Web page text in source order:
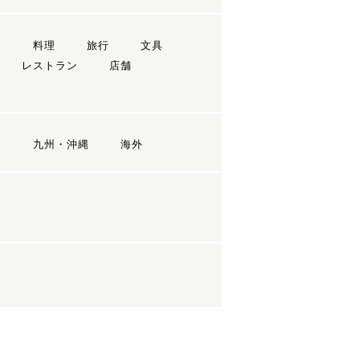
料理 旅行
文具
レストラン
店舗
九州・沖縄 海外